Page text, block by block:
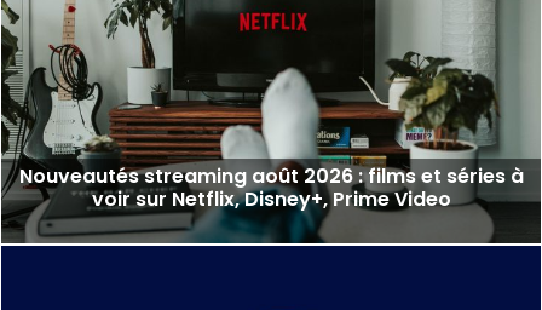
Nouveautés streaming août 2026 : films et séries à
voir sur Netflix, Disney+, Prime Video